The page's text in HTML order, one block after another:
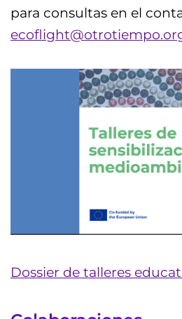
para consultas en el
Dossier de talleres